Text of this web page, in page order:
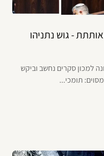
- גוש נתניהו
למכון סקרים נחשב וביקש
תומכי...